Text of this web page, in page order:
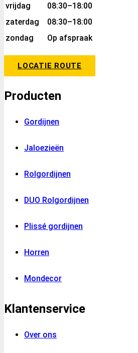
vrijdag
08:30–18:00
zaterdag
08:30–18:00
zondag
Op afspraak
LOCATIE ROUTE
Producten
Gordijnen
Jaloezieën
Rolgordijnen
DUO Rolgordijnen
Plissé gordijnen
Horren
Mondecor
Klantenservice
Over ons